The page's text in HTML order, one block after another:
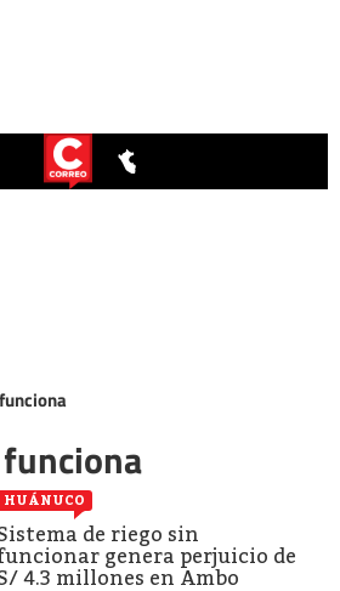
HUÁNUCO
de riego sin
genera perjuicio de
4.3 millones en Ambo